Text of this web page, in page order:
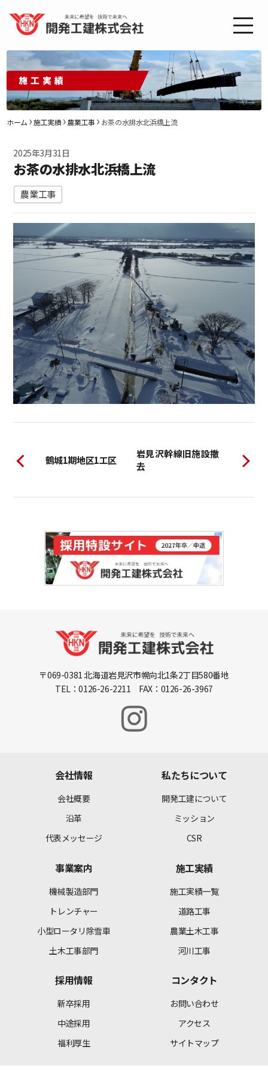
施工実績
ホーム 施工実績 農業工事 お茶の水排水北浜橋上流
2025年3月31日
お茶の水排水北浜橋上流
農業工事
鶴城1期地区1工区
岩見沢幹線旧施設撤
去
〒069-0381 北海道岩見沢市幌向北1条2丁目580番地
TEL：0126-26-2211 FAX：0126-26-3967
会社情報
会社概要
沿革
代表メッセージ
私たちについて
開発工建について
ミッション
CSR
事業案内
機械製造部門
トレンチャー
小型ロータリ除雪車
土木工事部門
施工実績
施工実績一覧
道路工事
農業土木工事
河川工事
採用情報
新卒採用
中途採用
福利厚生
コンタクト
お問い合わせ
アクセス
サイトマップ